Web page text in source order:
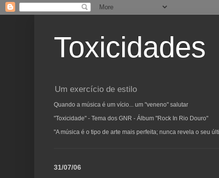
Toxicidades
Um exercício de estilo
Quando a música é um vício... um "veneno" salutar
"Toxicidade" - Tema dos GNR - Álbum "Rock In Rio Douro"
"A música é o tipo de arte mais perfeita; nunca revela o seu
31/07/06